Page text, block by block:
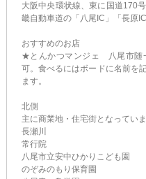
大阪中央環状線、東に国道170
畿自動車道の「八尾IC」「長原
おすすめのお店
★とんかつマンジェ 八尾市随
可。食べるにはボードに名前を
ます。
北側
主に商業地・住宅街となっていま
長瀬川
常行院
八尾市立安中ひかりこども園
のぞみのもり保育園